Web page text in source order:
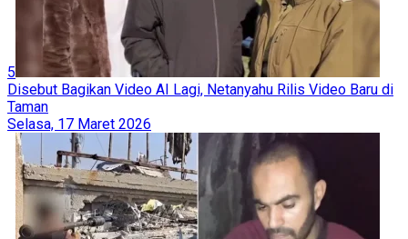
5
Disebut Bagikan Video AI Lagi, Netanyahu Rilis Video Baru di
Taman
Selasa, 17 Maret 2026